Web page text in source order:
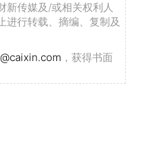
新传媒及/或相关权利人
进行转载、摘编、复制及
，获得书面